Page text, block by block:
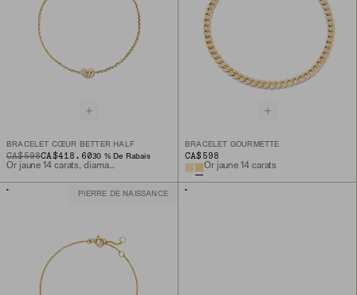
BRACELET CŒUR BETTER HALF
ORIGINAL PRICE
CA$598
SALE PRICECA$418.6030 % De Rabais
Or jaune 14 carats, diamant de laboratoire
BRACELET GOURMETTE
CA$598
Or jaune 14 carats
PIERRE DE NAISSANCE